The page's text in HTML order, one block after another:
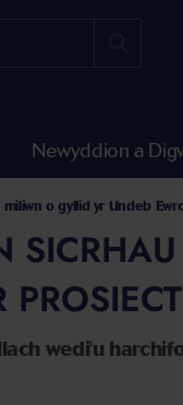
Newyddion a
o gyllid yr Undeb
wedi'u